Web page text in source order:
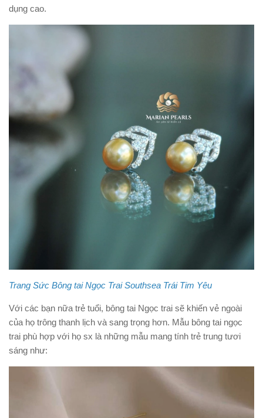
dụng cao.
Trang Sức Bông tai Ngọc Trai Southsea Trái Tim Yêu
Với các bạn nữa trẻ tuổi, bông tai Ngọc trai sẽ khiến vẻ ngoài
của họ trông thanh lịch và sang trọng hơn. Mẫu bông tai ngọc
trai phù hợp với họ sx là những mẫu mang tính trẻ trung tươi
sáng như: